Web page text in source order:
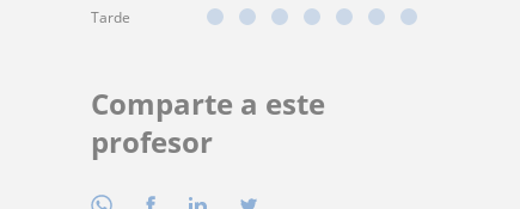
Tarde
Comparte a este
profesor